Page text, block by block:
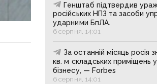
Генштаб підтвердив
російських НПЗ та засоби
ударними БпЛА.
6 серпня, 14:01
За останній місяць росія
кв. м складських приміщень
бізнесу, — Forbes
6 серпня, 14:01